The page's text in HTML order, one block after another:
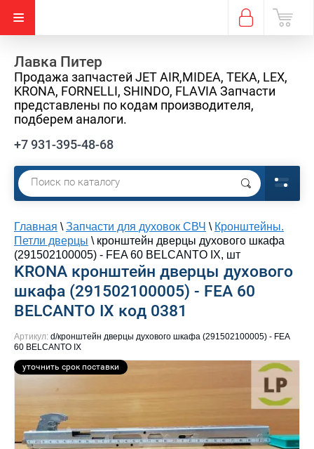
Лавка Питер
Продажа запчастей JET AIR,MIDEA, TEKA, LEX,
KRONA, FORNELLI, SHINDO, FLAVIA Запчасти
представлены по кодам производителя,
подберем аналоги.
+7 931-395-48-68
Главная \ Запчасти для духовок СВЧ \ Кронштейны.
Петли дверцы \ кронштейн дверцы духового шкафа
(291502100005) - FEA 60 BELCANTO IX, шт
KRONA кронштейн дверцы духового
шкафа (291502100005) - FEA 60
BELCANTO IX код 0381
Артикул: d/кронштейн дверцы духового шкафа (291502100005) - FEA
60 BELCANTO IX
уточнить срок поставки